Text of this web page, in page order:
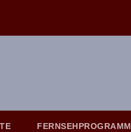
FERNSEHPROGRAMM